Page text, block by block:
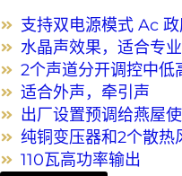
支持双电源模式 Ac
水晶声效果，适合专
2个声道分开调控中低
适合外声，牵引声
出厂设置预调给燕屋
纯铜变压器和2个散热
110瓦高功率输出